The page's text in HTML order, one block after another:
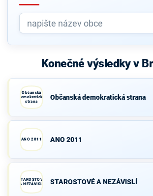
Konečné výsledky v
Občanská
demokratická
strana
Občanská demokratická strana
ANO 2011 ANO 2011
STAROSTOVÉ
A NEZÁVISLÍ
STAROSTOVÉ A NEZÁVISLÍ